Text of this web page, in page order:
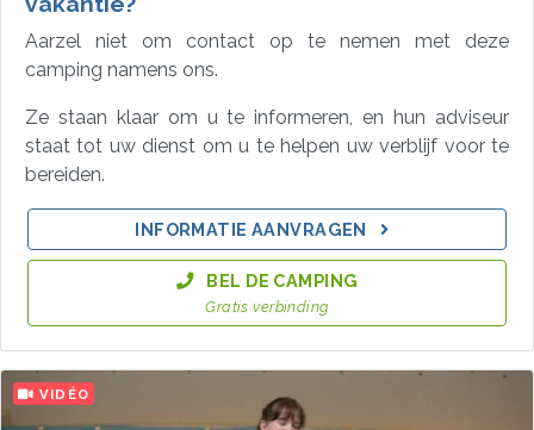
Aarzel niet om contact op te nemen met deze
camping namens ons.
Ze staan klaar om u te informeren, en hun adviseur
staat tot uw dienst om u te helpen uw verblijf voor te
bereiden.
INFORMATIE AANVRAGEN
BEL DE CAMPING
Gratis verbinding
VIDÉO